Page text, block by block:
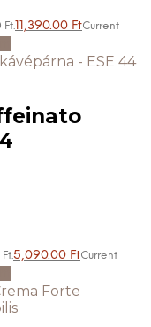
11,390.00 FtCurrent
5,090.00 FtCurrent